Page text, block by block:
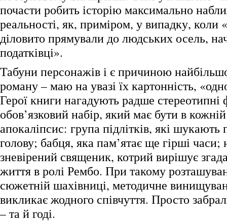
почасти робить історію максимально
реальності, як, приміром, у випадку, коли
діловито прямували до людських осель,
податківці».
Табуни персонажів і є причиною
роману – маю на увазі їх картонність,
Герої книги нагадують радше стереотипні
обов’язковий набір, який має бути в кожній
апокаліпсис: група підлітків, які
голову; бабця, яка пам’ятає ще гірші часи;
зневірений священик, котрий вирішує
життя в ролі Рембо. При такому
сюжетній шахівниці, методичне
викликає жодного співчуття. Просто
– та й годі.